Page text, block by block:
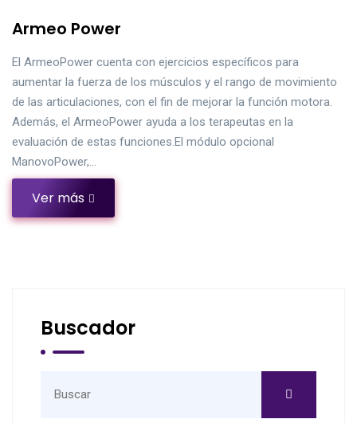
Armeo Power
El ArmeoPower cuenta con ejercicios específicos para
aumentar la fuerza de los músculos y el rango de movimiento
de las articulaciones, con el fin de mejorar la función motora.
Además, el ArmeoPower ayuda a los terapeutas en la
evaluación de estas funciones.El módulo opcional
ManovoPower,…
Ver más
Buscador
for: